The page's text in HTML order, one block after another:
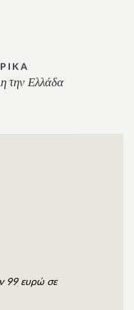
την Ελλάδα
99 ευρώ σε